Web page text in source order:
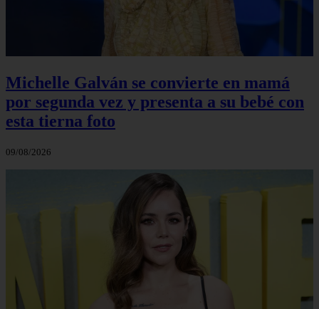
Michelle Galván se convierte en mamá
por segunda vez y presenta a su bebé con
esta tierna foto
09/08/2026